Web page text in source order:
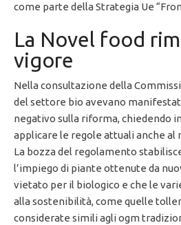
come parte della Strategia Ue
La Novel food
vigore
Nella consultazione della
del settore bio avevano
negativo sulla riforma, chiedendo
applicare le regole attuali anche al
La bozza del regolamento
l’impiego di piante ottenute da
vietato per il biologico e che le
alla sostenibilità, come quelle
considerate simili agli ogm